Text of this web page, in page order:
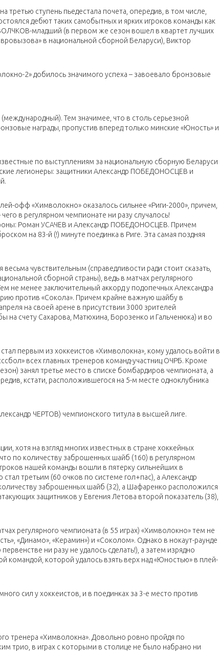
ступень пьедестала почета, опередив, в том числе,
дебют таких самобытных и ярких игроков команды как
младший (в первом же сезон вошел в квартет лучших
в национальной сборной Беларуси), Виктор
2» добилось значимого успеха – завоевало бронзовые
Тем значимее, что в столь серьезной
награды, пропустив вперед только минские «Юность» и
по выступлениям за национальную сборную Беларуси
легионеры: защитники Александр ПОБЕДОНОСЦЕВ и
офф «Химволокно» оказалось сильнее «Риги-2000», причем,
в регулярном чемпионате ни разу случалось!
Роман УСАЧЕВ и Александр ПОБЕДОНОСЦЕВ. Причем
на 83-й (!) минуте поединка в Риге. Эта самая поздняя
чувствительным (справедливости ради стоит сказать,
сборной страны), ведь в матчах регулярного
не менее заключительный аккорд у подопечных Александра
против «Сокола». Причем крайне важную шайбу в
на своей арене в присутствии 3000 зрителей
на счету Сахарова, Матюхина, Борозенко и Гальченюка) и во
первым из хоккеистов «Химволокна», кому удалось войти в
всех главных тренеров команд-участниц ОЧРБ. Кроме
занял третье место в списке бомбардиров чемпионата, а
кстати, расположившегося на 5-м месте одноклубника
ЧЕРТОВ) чемпионского титула в высшей лиге.
хотя на взгляд многих известных в стране хоккейных
по количеству заброшенных шайб (160) в регулярном
нашей команды вошли в пятерку сильнейших в
третьим (60 очков по системе гол+пас), а Александр
заброшенных шайб (32), а Шафаренко расположился
защитников у Евгения Летова второй показатель (38),
регулярного чемпионата (в 55 играх) «Химволокно» тем не
«Динамо», «Керамин») и «Соколом». Однако в нокаут-раунде
ни разу не удалось сделать!), а затем изрядно
командой, которой удалось взять верх над «Юностью» в плей-
сил у хоккеистов, и в поединках за 3-е место против
тренера «Химволокна». Довольно ровно пройдя по
трио, в играх с которыми в столице не было набрано ни